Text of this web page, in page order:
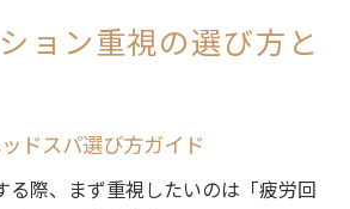
ョン重視の選び方と
ドスパ選び方ガイド
る際、まず重視したいのは「疲労回